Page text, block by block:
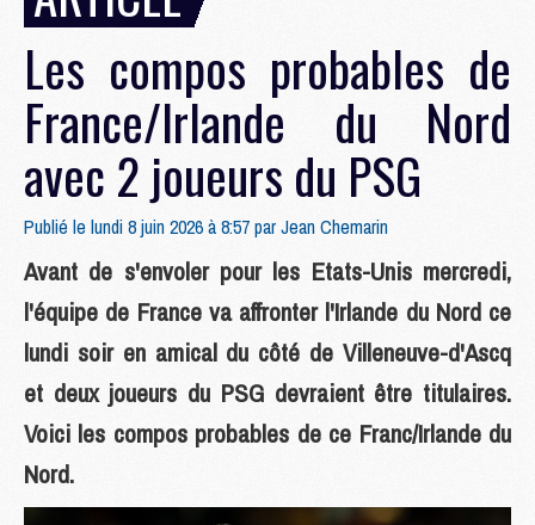
Les compos probables de
France/Irlande du Nord
avec 2 joueurs du PSG
Publié le lundi 8 juin 2026 à 8:57 parJean Chemarin
Avant de s'envoler pour les Etats-Unis mercredi,
l'équipe de France va affronter l'Irlande du Nord ce
lundi soir en amical du côté de Villeneuve-d'Ascq
et deux joueurs du PSG devraient être titulaires.
Voici les compos probables de ce Franc/Irlande du
Nord.